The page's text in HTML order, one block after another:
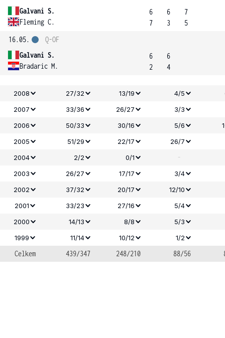
Galvani S.
Fleming C.
6
7
6
3
7
5
16.05.
Galvani S.
Bradaric M.
Q-OF
6
2
6
4
2008 27/32 13/19 4/5
2007
33/36 26/27 3/3
2006
50/33 30/16 5/6
2005
51/29 22/17 26/7
2004
2/2 0/1 -
2003 26/27 17/17 3/4
2002
37/32 20/17 12/10
2001
33/23 27/16
5/4
2000
14/13 8/8
5/3
1999
11/14 10/12 1/2
Celkem 439/347 248/210 88/56